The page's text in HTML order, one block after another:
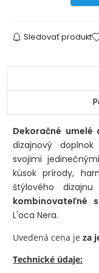
Sledovať produkt
Dekoračné
dizajnový
svojimi
kúsok prírody,
štýlového
kombinovateľné
L'oca Nera.
Uvedená cena je za
Technické údaje: